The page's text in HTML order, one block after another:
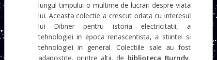
lungul timpului o multime de lucrari despre viata
lui. Aceasta colectie a crescut odata cu interesul
lui Dibner pentru istoria electricitatii, a
tehnologiei in epoca renascentista, a stiintei si
tehnologiei in general. Colectiile sale au fost
adapostite, printre altii, de biblioteca Burndy,